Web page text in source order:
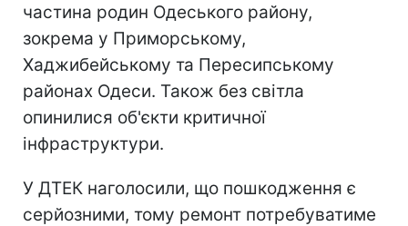
частина родин Одеського району,
зокрема у Приморському,
Хаджибейському та Пересипському
районах Одеси. Також без світла
опинилися об'єкти критичної
інфраструктури.
У ДТЕК наголосили, що пошкодження є
серйозними, тому ремонт потребуватиме